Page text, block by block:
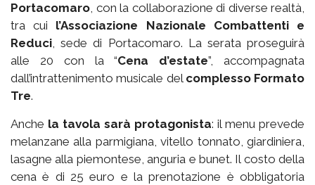
Portacomaro, con la collaborazione di diverse realtà,
tra cui l’Associazione Nazionale Combattenti e
Reduci, sede di Portacomaro. La serata proseguirà
alle 20 con la “Cena d’estate”, accompagnata
dall’intrattenimento musicale del complesso Formato
Tre.
Anche la tavola sarà protagonista: il menu prevede
melanzane alla parmigiana, vitello tonnato, giardiniera,
lasagne alla piemontese, anguria e bunet. Il costo della
cena è di 25 euro e la prenotazione è obbligatoria